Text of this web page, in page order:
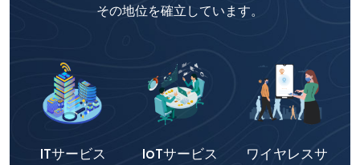
その地位を確立しています。
ITサービス IoTサービス
ワイヤレスサ